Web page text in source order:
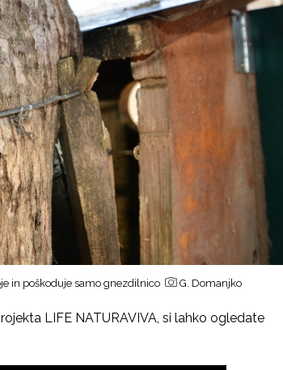
in poškoduje samo gnezdilnico G. Domanjko
LIFE NATURAVIVA, si lahko ogledate